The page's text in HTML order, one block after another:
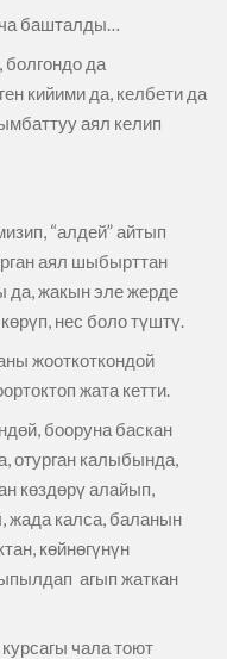
башталды…
да
кийими да, келбети да
аял келип
“алдей” айтып
аял шыбырттан
да, жакын эле жерде
нес боло түштү.
жооткоткондой
жата кетти.
бооруна баскан
отурган калыбында,
көздөрү алайып,
жада калса, баланын
көйнөгүнүн
агып жаткан
чала тоют